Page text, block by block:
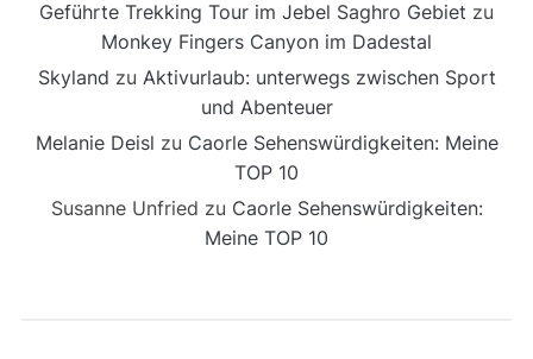
Geführte Trekking Tour im Jebel Saghro Gebiet zu
Monkey Fingers Canyon im Dadestal
Skyland zu Aktivurlaub: unterwegs zwischen Sport
und Abenteuer
Melanie Deisl zu Caorle Sehenswürdigkeiten: Meine
TOP 10
Susanne Unfried zu Caorle Sehenswürdigkeiten:
Meine TOP 10